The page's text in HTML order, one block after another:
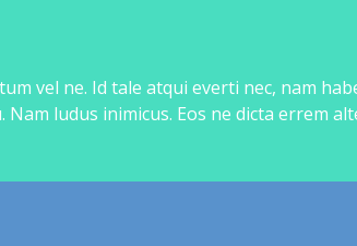
vel ne. Id tale atqui everti nec, nam
ludus inimicus. Eos ne dicta errem